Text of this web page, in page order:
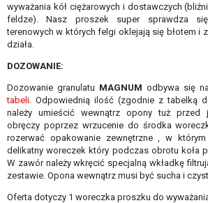
wyważania kół ciężarowych i dostawczych
feldze). Nasz proszek super sprawdza
terenowych w których felgi oklejają się błotem i
działa.
DOZOWANIE:
Dozowanie granulatu MAGNUM odbywa się
tabeli . Odpowiednią ilość (zgodnie z tabelką
należy umieścić wewnątrz opony tuż przed
obręczy poprzez wrzucenie do środka
rozerwać opakowanie zewnętrzne , w
delikatny woreczek który podczas obrotu koła
W zawór należy wkręcić specjalną wkładkę
zestawie. Opona wewnątrz musi być sucha i
Oferta dotyczy 1 woreczka proszku do